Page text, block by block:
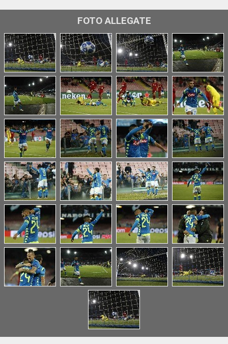
FOTO ALLEGATE